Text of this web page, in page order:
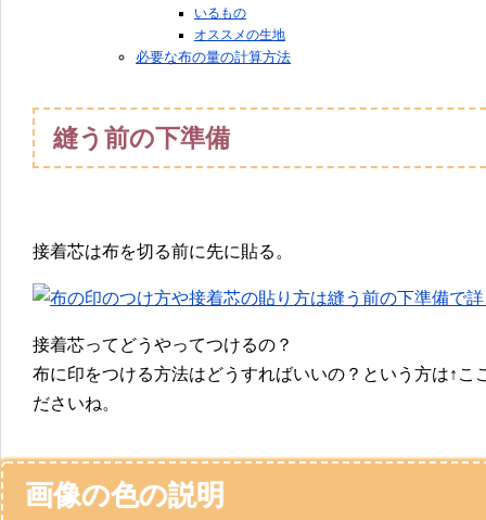
いるもの
オススメの生地
必要な布の量の計算方法
縫う前の下準備
接着芯は布を切る前に先に貼る。
接着芯ってどうやってつけるの？
布に印をつける方法はどうすればいいの？という方は↑こ
ださいね。
画像の色の説明